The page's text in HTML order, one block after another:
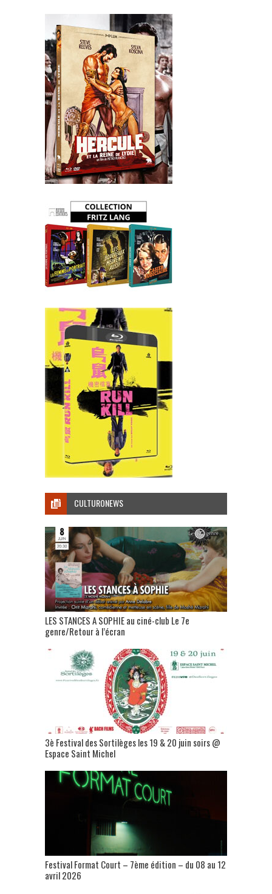
CULTURONEWS
LES STANCES A SOPHIE au ciné-club Le 7e
genre/Retour à l’écran
3è Festival des Sortilèges les 19 & 20 juin soirs @
Espace Saint Michel
Festival Format Court – 7ème édition – du 08 au 12
avril 2026